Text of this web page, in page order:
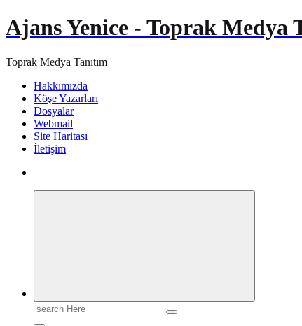
Ajans Yenice - Toprak Medya
Toprak Medya Tanıtım
Hakkımızda
Köşe Yazarları
Dosyalar
Webmail
Site Haritası
İletişim
Search
for: